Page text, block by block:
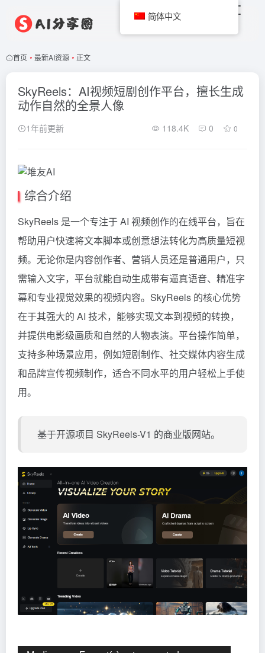
首页 • 最新AI资源 • 正文
SkyReels：AI视频短剧创作平台，擅长生成
动作自然的全景人像
1年前更新 118.4K 0 0
综合介绍
SkyReels 是一个专注于 AI 视频创作的在线平台，旨在
帮助用户快速将文本脚本或创意想法转化为高质量短视
频。无论你是内容创作者、营销人员还是普通用户，只
需输入文字，平台就能自动生成带有逼真语音、精准字
幕和专业视觉效果的视频内容。SkyReels 的核心优势
在于其强大的 AI 技术，能够实现文本到视频的转换，
并提供电影级画质和自然的人物表演。平台操作简单，
支持多种场景应用，例如短剧制作、社交媒体内容生成
和品牌宣传视频制作，适合不同水平的用户轻松上手使
用。
基于开源项目 SkyReels-V1 的商业版网站。
简体中文